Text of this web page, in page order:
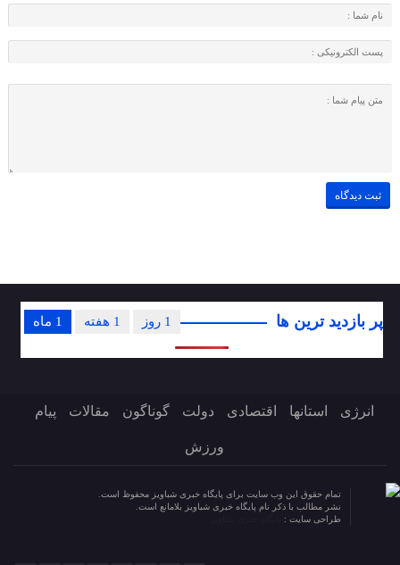
پر بازدید ترین ها 1 ماه 1 هفته 1 روز
انرژی استانها اقتصادی دولت گوناگون مقالات پیام
ورزش
تمام حقوق این وب سایت برای پایگاه خبری شباویز محفوظ است.
نشر مطالب با ذکر نام پایگاه خبری شباویز بلامانع است.
طراحی سایت :